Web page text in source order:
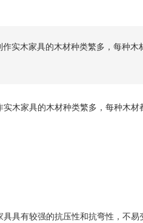
实木家具的木材种类繁多，每种
木家具的木材种类繁多，每种木
具有较强的抗压性和抗弯性，不